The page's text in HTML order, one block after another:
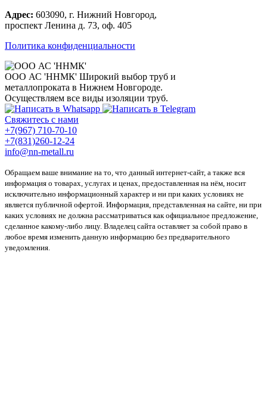
Адрес: 603090, г. Нижний Новгород,
проспект Ленина д. 73, оф. 405
Политика конфиденциальности
ООО АС 'ННМК' Широкий выбор труб и
металлопроката в Нижнем Новгороде.
Осуществляем все виды изоляции труб.
Свяжитесь с нами
+7(967) 710-70-10
+7(831)260-12-24
info@nn-metall.ru
Обращаем ваше внимание на то, что данный интернет-сайт, а также вся
информация о товарах, услугах и ценах, предоставленная на нём, носит
исключительно информационный характер и ни при каких условиях не
является публичной офертой. Информация, представленная на сайте, ни при
каких условиях не должна рассматриваться как официальное предложение,
сделанное какому-либо лицу. Владелец сайта оставляет за собой право в
любое время изменить данную информацию без предварительного
уведомления.